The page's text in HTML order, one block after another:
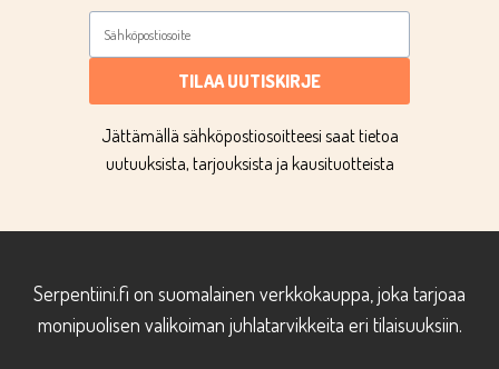
TILAA UUTISKIRJE
Jättämällä sähköpostiosoitteesi saat tietoa
uutuuksista, tarjouksista ja kausituotteista
Serpentiini.fi on suomalainen verkkokauppa, joka tarjoaa
monipuolisen valikoiman juhlatarvikkeita eri tilaisuuksiin.